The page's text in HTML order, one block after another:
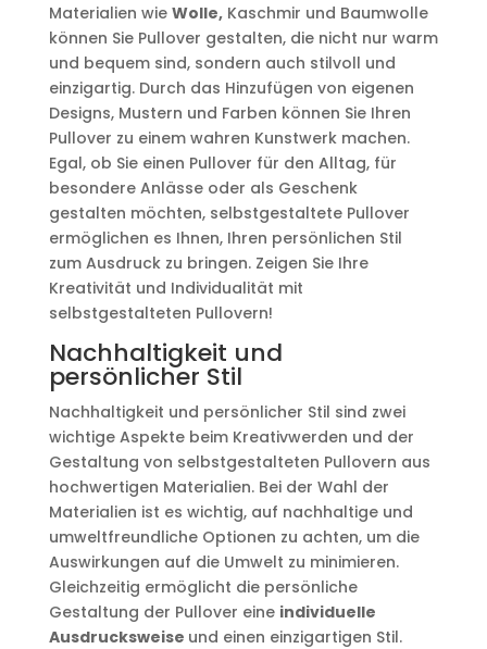
Materialien wie Wolle,Kaschmir und Baumwolle
können Sie Pullover gestalten, die nicht nur warm
und bequem sind, sondern auch stilvoll und
einzigartig. Durch das Hinzufügen von eigenen
Designs, Mustern und Farben können Sie Ihren
Pullover zu einem wahren Kunstwerk machen.
Egal, ob Sie einen Pullover für den Alltag, für
besondere Anlässe oder als Geschenk
gestalten möchten, selbstgestaltete Pullover
ermöglichen es Ihnen, Ihren persönlichen Stil
zum Ausdruck zu bringen. Zeigen Sie Ihre
Kreativität und Individualität mit
selbstgestalteten Pullovern!
Nachhaltigkeit und
persönlicher Stil
Nachhaltigkeit und persönlicher Stil sind zwei
wichtige Aspekte beim Kreativwerden und der
Gestaltung von selbstgestalteten Pullovern aus
hochwertigen Materialien. Bei der Wahl der
Materialien ist es wichtig, auf nachhaltige und
umweltfreundliche Optionen zu achten, um die
Auswirkungen auf die Umwelt zu minimieren.
Gleichzeitig ermöglicht die persönliche
Gestaltung der Pullover eine individuelle
Ausdrucksweise und einen einzigartigen Stil.